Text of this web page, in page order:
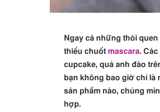
Ngay cả những thói quen
thiếu chuốt mascara.
cupcake, quả anh đào
bạn không bao giờ chỉ là
sản phẩm nào, chúng
hợp.